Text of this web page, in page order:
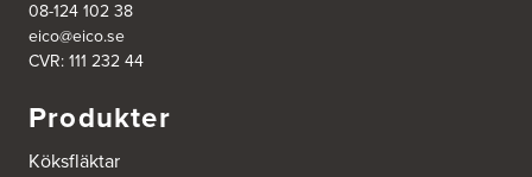
http://www.ballingslov.se
Ballingslöv Göteborg C
412 63 Göteborg
http://www.ballingslov.se
08-124 102 38
eico@eico.se
CVR: 111 232 44
Produkter
Köksfläktar